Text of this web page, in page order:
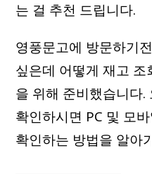
는 걸 추천 드립니다.
영풍문고에 방문하기
싶은데 어떻게 재고
을 위해 준비했습니다
확인하시면 PC 및 모
확인하는 방법을 알아